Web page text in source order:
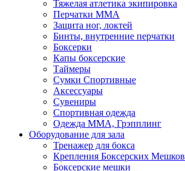
Тяжелая атлетика экипировка
Перчатки MMA
Защита ног, локтей
Бинты, внутренние перчатки
Боксерки
Капы боксерские
Таймеры
Сумки Спортивные
Аксессуары
Сувениры
Спортивная одежда
Одежда ММА, Грэпплинг
Оборудование для зала
Тренажер для бокса
Крепления Боксерских Мешков
Боксерские мешки